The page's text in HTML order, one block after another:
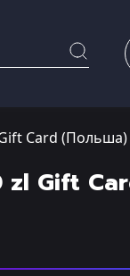
Card (Польша)
zl Gift